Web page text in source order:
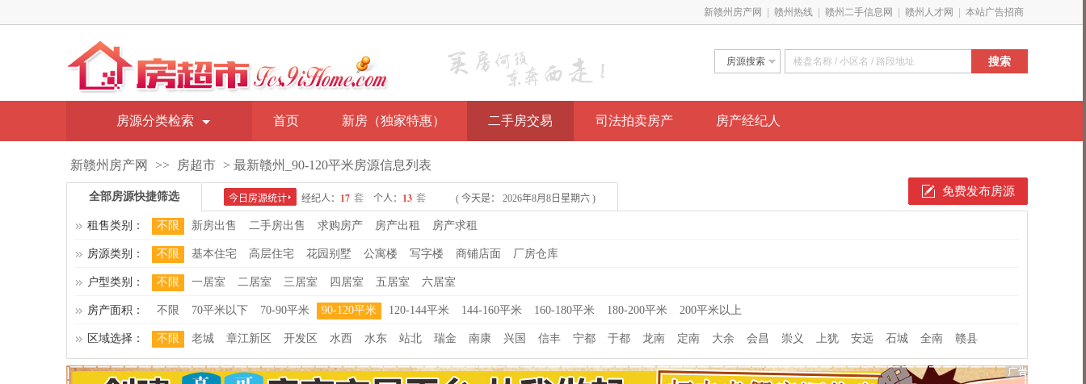
新赣州房产网 赣州热线 赣州二手信息网 赣州人才网 本站广告招商
房源搜索 搜索
房源分类检索 首页 新房（独家特惠） 二手房交易 司法拍卖房产 房产经纪人
新赣州房产网 >> 房超市 > 最新赣州_90-120平米房源信息列表
免费发布房源
全部房源快捷筛选
租售类别： 不限 新房出售 二手房出售 求购房产 房产出租 房产求租
房源类别： 不限 基本住宅 高层住宅 花园别墅 公寓楼 写字楼 商铺店面 厂房仓库
户型类别： 不限 一居室 二居室 三居室 四居室 五居室 六居室
房产面积： 不限 70平米以下 70-90平米 90-120平米 120-144平米 144-160平米 160-180平米 180-200平米 200平米以上
区域选择： 不限 老城 章江新区 开发区 水西 水东 站北 瑞金 南康 兴国 信丰 宁都 于都 龙南 定南 大余 会昌 崇义 上犹 安远 石城 全南 赣县